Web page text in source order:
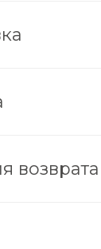
возврата